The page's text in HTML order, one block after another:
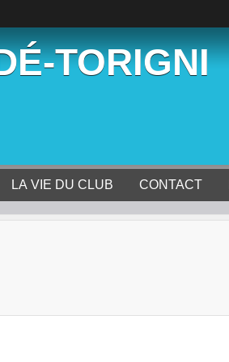
TORIGNI
LA VIE DU CLUB CONTACT